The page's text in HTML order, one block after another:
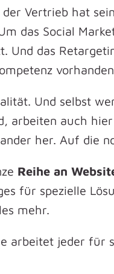
Vertrieb hat
das Social
Und das
Und selbst
arbeiten auch
her. Auf die
Reihe an
für spezielle
mehr.
arbeitet jeder für